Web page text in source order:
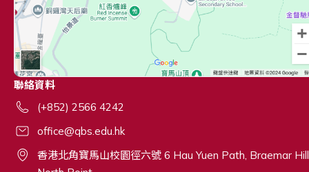
聯絡資料
(+852) 2566 4242
office@qbs.edu.hk
香港北角寶馬山校園徑六號 6 Hau Yuen Path, Braemar